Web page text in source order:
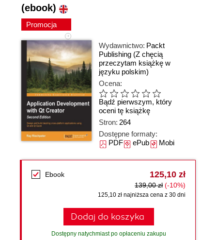
(ebook)
Promocja
Wydawnictwo: Packt
Publishing (Z chęcią
przeczytam książkę w
języku polskim)
Ocena:
Bądź pierwszym, który
oceni tę książkę
Stron: 264
Dostępne formaty:
PDFePubMobi
Ebook 125,10 zł
139,00 zł (-10%)
125,10 zł najniższa cena z 30 dni
Dodaj do koszyka
Dostępny natychmiast po opłaceniu zakupu